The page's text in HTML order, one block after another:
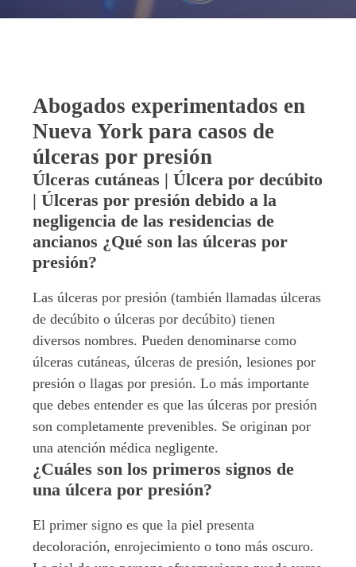
Abogados experimentados en
Nueva York para casos de
úlceras por presión
Úlceras cutáneas | Úlcera por decúbito
| Úlceras por presión debido a la
negligencia de las residencias de
ancianos ¿Qué son las úlceras por
presión?
Las úlceras por presión (también llamadas úlceras
de decúbito o úlceras por decúbito) tienen
diversos nombres. Pueden denominarse como
úlceras cutáneas, úlceras de presión, lesiones por
presión o llagas por presión. Lo más importante
que debes entender es que las úlceras por presión
son completamente prevenibles. Se originan por
una atención médica negligente.
¿Cuáles son los primeros signos de
una úlcera por presión?
El primer signo es que la piel presenta
decoloración, enrojecimiento o tono más oscuro.